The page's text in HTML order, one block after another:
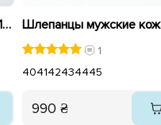
Кроссовки мужские сетка 595411 Бежевые
1
404142434445
990 ₴